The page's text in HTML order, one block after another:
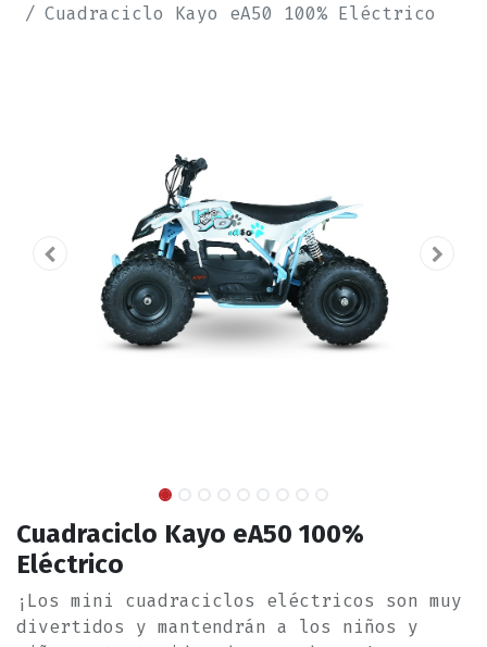
Cuadraciclo Kayo eA50 100% Eléctrico
Cuadraciclo Kayo eA50 100%
Eléctrico
¡Los mini cuadraciclos eléctricos son muy
divertidos y mantendrán a los niños y